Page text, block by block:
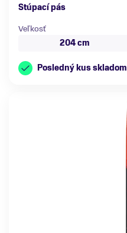
Stúpací pás
Veľkosť
204 cm
Posledný kus skladom